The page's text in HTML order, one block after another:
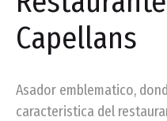
Capellans
Asador emblematico,
caracteristica del